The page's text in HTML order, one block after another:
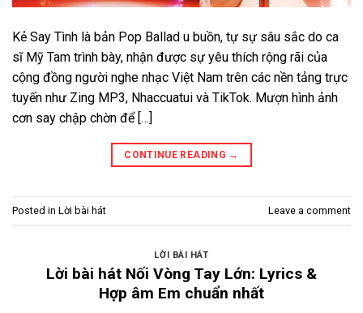
Kẻ Say Tình là bản Pop Ballad u buồn, tự sự sâu sắc do ca
sĩ Mỹ Tam trình bày, nhận được sự yêu thích rộng rãi của
cộng đồng người nghe nhạc Việt Nam trên các nền tảng trực
tuyến như Zing MP3, Nhaccuatui và TikTok. Mượn hình ảnh
cơn say chập chờn để […]
CONTINUE READING →
Posted in Lời bài hát Leave a comment
LỜI BÀI HÁT
Lời bài hát Nối Vòng Tay Lớn: Lyrics &
Hợp âm Em chuẩn nhất